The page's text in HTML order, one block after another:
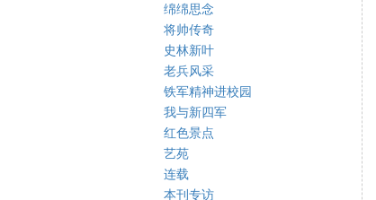
绵绵思念
将帅传奇
史林新叶
老兵风采
铁军精神进校园
我与新四军
红色景点
艺苑
连载
本刊专访